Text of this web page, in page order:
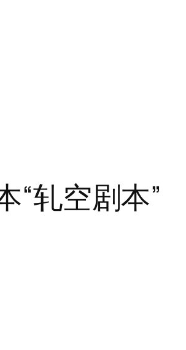
“轧空剧本”